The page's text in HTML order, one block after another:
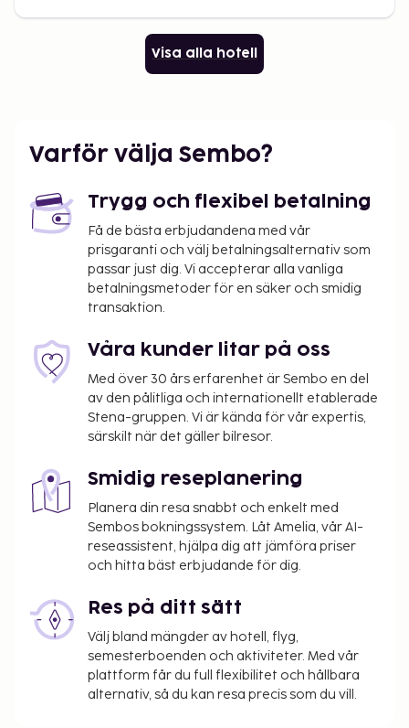
Visa alla hotell
Varför välja Sembo?
Trygg och flexibel betalning
Få de bästa erbjudandena med vår
prisgaranti och välj betalningsalternativ som
passar just dig. Vi accepterar alla vanliga
betalningsmetoder för en säker och smidig
transaktion.
Våra kunder litar på oss
Med över 30 års erfarenhet är Sembo en del
av den pålitliga och internationellt etablerade
Stena-gruppen. Vi är kända för vår expertis,
särskilt när det gäller bilresor.
Smidig reseplanering
Planera din resa snabbt och enkelt med
Sembos bokningssystem. Låt Amelia, vår AI-
reseassistent, hjälpa dig att jämföra priser
och hitta bäst erbjudande för dig.
Res på ditt sätt
Välj bland mängder av hotell, flyg,
semesterboenden och aktiviteter. Med vår
plattform får du full flexibilitet och hållbara
alternativ, så du kan resa precis som du vill.